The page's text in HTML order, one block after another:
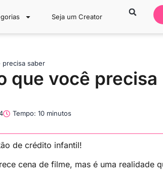
Seja um Creator
saber
que você precisa
Tempo: 10 minutos
de crédito infantil!
cena de filme, mas é uma realidade